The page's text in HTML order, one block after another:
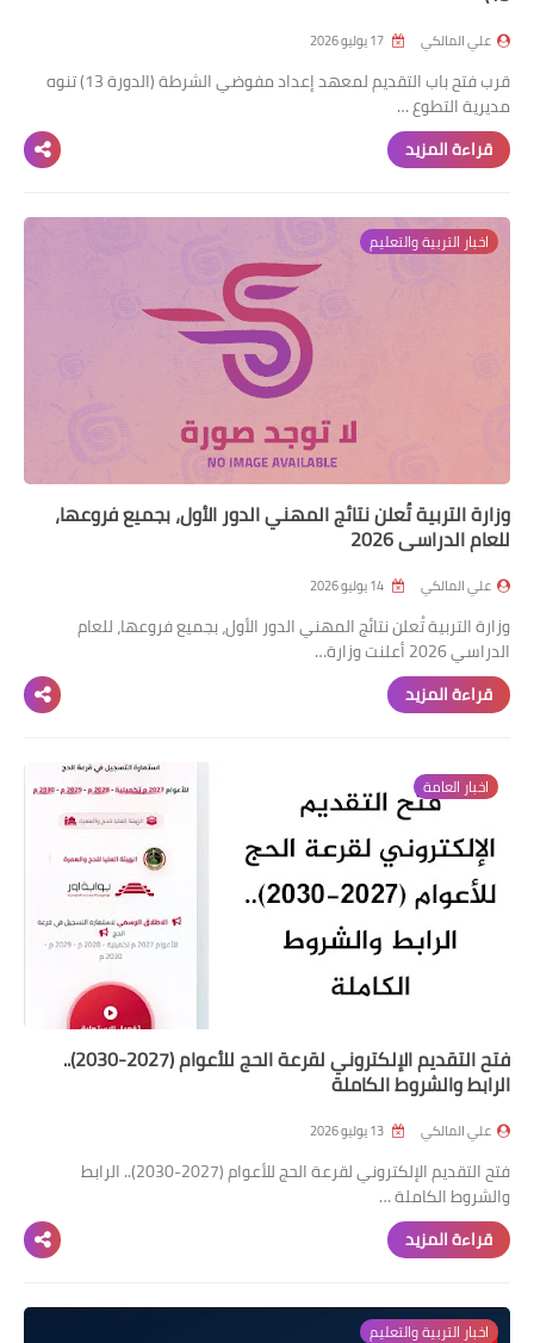
علي المالكي
قرب فتح باب التقديم لمعهد إعداد مفوضي الشرطة (الدورة 13) تنوه
مديرية التطوع …
قراءة المزيد
اخبار التربية والتعليم
وزارة التربية تُعلن نتائج المهني الدور الأول، بجميع فروعها،
للعام الدراسي 2026
علي المالكي
وزارة التربية تُعلن نتائج المهني الدور الأول، بجميع فروعها، للعام
الدراسي 2026 أعلنت وزارة…
قراءة المزيد
اخبار العامة
فتح التقديم الإلكتروني لقرعة الحج للأعوام (2027-2030)..
الرابط والشروط الكاملة
علي المالكي
فتح التقديم الإلكتروني لقرعة الحج للأعوام (2027-2030).. الرابط
والشروط الكاملة …
قراءة المزيد
اخبار التربية والتعليم